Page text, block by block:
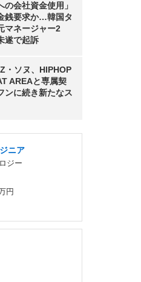
の会社資金使用」
銭要求か…韓国タ
マネージャー2
遂で起訴
・ソヌ、HIPHOP
AREAと専属契
ンに続き新たなス
ニア
ジー
円